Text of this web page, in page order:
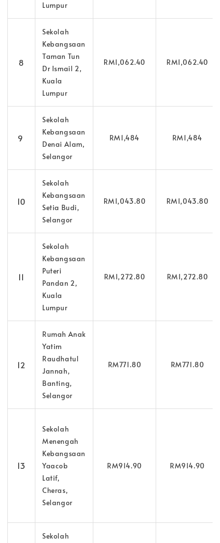
Lumpur
8
Sekolah
Kebangsaan
Taman Tun
Dr Ismail 2,
Kuala
Lumpur
RM1,062.40 RM1,062.40
9
Sekolah
Kebangsaan
Denai Alam,
Selangor
RM1,484 RM1,484
10
Sekolah
Kebangsaan
Setia Budi,
Selangor
RM1,043.80 RM1,043.80
11
Sekolah
Kebangsaan
Puteri
Pandan 2,
Kuala
Lumpur
RM1,272.80 RM1,272.80
12
Rumah Anak
Yatim
Raudhatul
Jannah,
Banting,
Selangor
RM771.80 RM771.80
13
Sekolah
Menengah
Kebangsaan
Yaacob
Latif,
Cheras,
Selangor
RM914.90 RM914.90
Sekolah